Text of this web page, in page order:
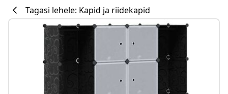
Tagasi lehele: Kapid ja riidekapid